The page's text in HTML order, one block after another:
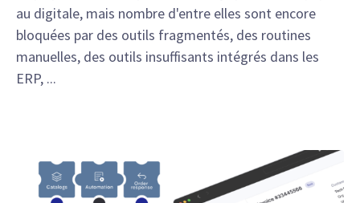
au digitale, mais nombre d'entre elles sont encore
bloquées par des outils fragmentés, des routines
manuelles, des outils insuffisants intégrés dans les
ERP, ...